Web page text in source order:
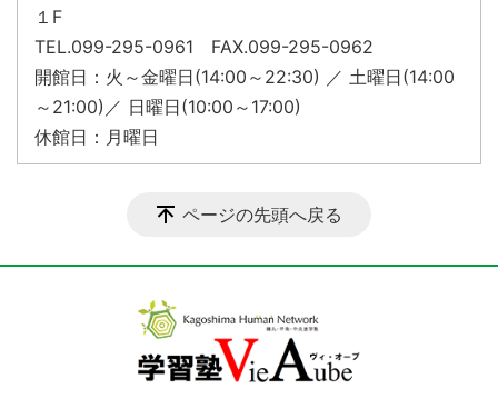
１F
TEL.099-295-0961 FAX.099-295-0962
開館日：火～金曜日(14:00～22:30) ／ 土曜日(14:00
～21:00)／ 日曜日(10:00～17:00)
休館日：月曜日
ページの先頭へ戻る